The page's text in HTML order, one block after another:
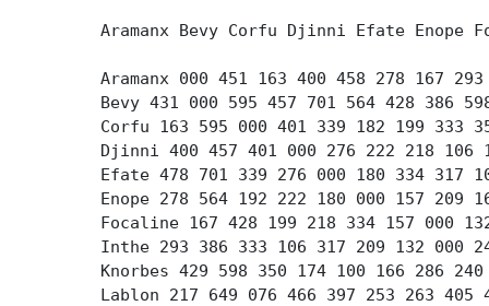
Aramanx Bevy Corfu Djinni Efate Enope
Aramanx 000 451 163 400 458 278 167
Bevy 431 000 595 457 701 564 428 386
Corfu 163 595 000 401 339 182 199 333
Djinni 400 457 401 000 276 222 218 106
Efate 478 701 339 276 000 180 334 317
Enope 278 564 192 222 180 000 157 209
Focaline 167 428 199 218 334 157 000
Inthe 293 386 333 106 317 209 132 000
Knorbes 429 598 350 174 100 166 286
Lablon 217 649 076 466 397 253 263 405